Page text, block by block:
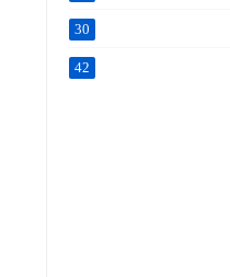
30
42